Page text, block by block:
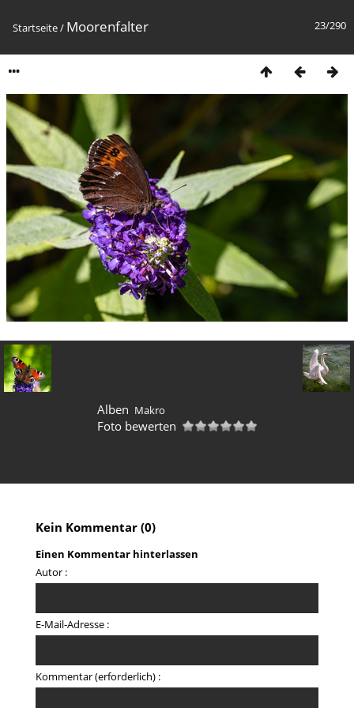
23/290
Startseite/ Moorenfalter
Alben Makro
Foto bewerten
Kein Kommentar (0)
Einen Kommentar hinterlassen
Autor :
E-Mail-Adresse :
Kommentar (erforderlich) :